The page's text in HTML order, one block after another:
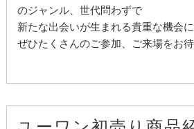
のジャンル、世代問わずで
新たな出会いが生まれる貴重な機会に
ぜひたくさんのご参加、ご来場をお待